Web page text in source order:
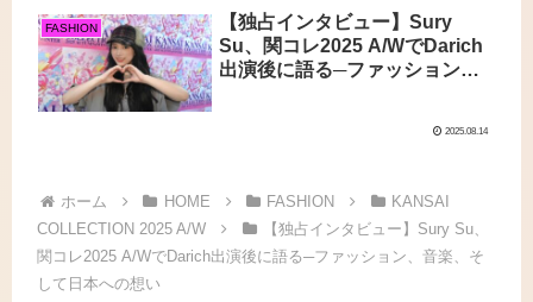
FASHION
【独占インタビュー】Sury
Su、関コレ2025 A/WでDarich
出演後に語る─ファッション、
2025.08.14
ホーム HOME FASHION
KANSAI
COLLECTION 2025 A/W
【独占インタビュー】Sury Su、
関コレ2025 A/WでDarich出演後に語る─ファッション、音楽、そ
して日本への想い